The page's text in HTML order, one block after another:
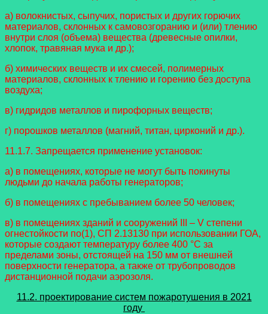
а) волокнистых, сыпучих, пористых и других горючих
материалов, склонных к самовозгоранию и (или) тлению
внутри слоя (объема) вещества (древесные опилки,
хлопок, травяная мука и др.);
б) химических веществ и их смесей, полимерных
материалов, склонных к тлению и горению без доступа
воздуха;
в) гидридов металлов и пирофорных веществ;
г) порошков металлов (магний, титан, цирконий и др.).
11.1.7. Запрещается применение установок:
а) в помещениях, которые не могут быть покинуты
людьми до начала работы генераторов;
б) в помещениях с пребыванием более 50 человек;
в) в помещениях зданий и сооружений III – V степени
огнестойкости по(1), СП 2.13130 при использовании ГОА,
которые создают температуру более 400 °C за
пределами зоны, отстоящей на 150 мм от внешней
поверхности генератора, а также от трубопроводов
дистанционной подачи аэрозоля.
11.2. проектирование систем пожаротушения в 2021
году